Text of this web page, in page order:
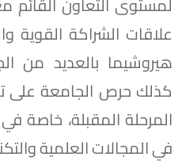
علاقات الشراكة القوية
هيروشيما بالعديد من
كذلك حرص الجامعة على
المرحلة المقبلة، خاصة
في المجالات العلمية